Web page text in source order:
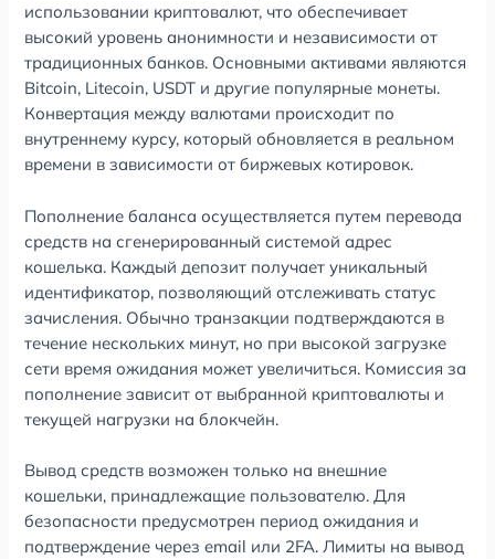
использовании криптовалют, что обеспечивает
высокий уровень анонимности и независимости от
традиционных банков. Основными активами являются
Bitcoin, Litecoin, USDT и другие популярные монеты.
Конвертация между валютами происходит по
внутреннему курсу, который обновляется в реальном
времени в зависимости от биржевых котировок.
Пополнение баланса осуществляется путем перевода
средств на сгенерированный системой адрес
кошелька. Каждый депозит получает уникальный
идентификатор, позволяющий отслеживать статус
зачисления. Обычно транзакции подтверждаются в
течение нескольких минут, но при высокой загрузке
сети время ожидания может увеличиться. Комиссия за
пополнение зависит от выбранной криптовалюты и
текущей нагрузки на блокчейн.
Вывод средств возможен только на внешние
кошельки, принадлежащие пользователю. Для
безопасности предусмотрен период ожидания и
подтверждение через email или 2FA. Лимиты на вывод